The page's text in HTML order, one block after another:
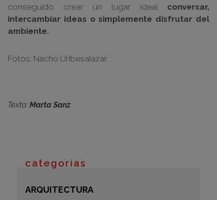
conseguido crear un lugar ideal conversar,
intercambiar ideas o simplemente disfrutar del
ambiente.
Fotos: Nacho Uribesalazar.
Texto: Marta Sanz
categorías
ARQUITECTURA